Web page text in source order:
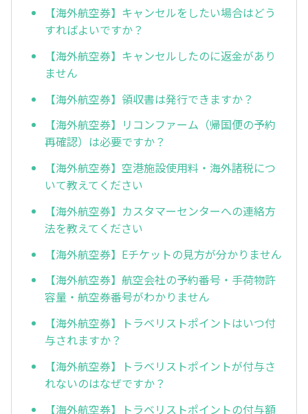
【海外航空券】キャンセルをしたい場合はどう
すればよいですか？
【海外航空券】キャンセルしたのに返金があり
ません
【海外航空券】領収書は発行できますか？
【海外航空券】リコンファーム（帰国便の予約
再確認）は必要ですか？
【海外航空券】空港施設使用料・海外諸税につ
いて教えてください
【海外航空券】カスタマーセンターへの連絡方
法を教えてください
【海外航空券】Eチケットの見方が分かりません
【海外航空券】航空会社の予約番号・手荷物許
容量・航空券番号がわかりません
【海外航空券】トラベリストポイントはいつ付
与されますか？
【海外航空券】トラベリストポイントが付与さ
れないのはなぜですか？
【海外航空券】トラベリストポイントの付与額